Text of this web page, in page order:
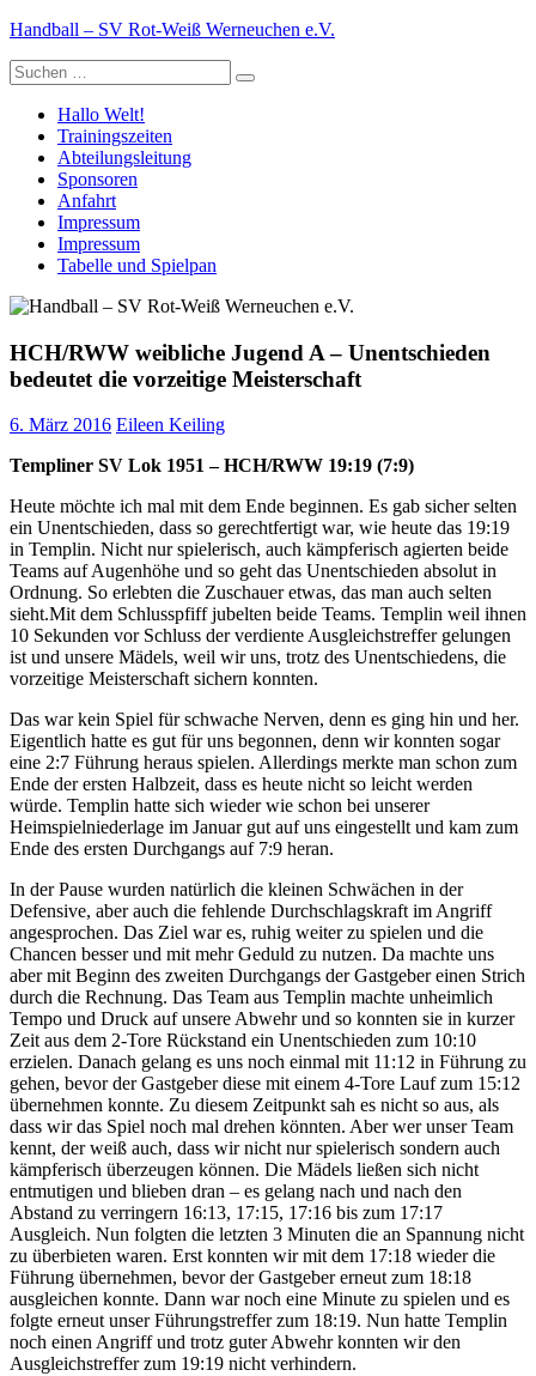
Zum
springen
Handball – SV Rot-Weiß Werneuchen e.V.
Suche
nach:
Hallo Welt!
Trainingszeiten
Abteilungsleitung
Sponsoren
Anfahrt
Impressum
Impressum
Tabelle und Spielpan
HCH/RWW weibliche Jugend A – Unentschieden
bedeutet die vorzeitige Meisterschaft
6. März 2016 Eileen Keiling
Templiner SV Lok 1951 – HCH/RWW 19:19 (7:9)
Heute möchte ich mal mit dem Ende beginnen. Es gab sicher selten
ein Unentschieden, dass so gerechtfertigt war, wie heute das 19:19
in Templin. Nicht nur spielerisch, auch kämpferisch agierten beide
Teams auf Augenhöhe und so geht das Unentschieden absolut in
Ordnung. So erlebten die Zuschauer etwas, das man auch selten
sieht.Mit dem Schlusspfiff jubelten beide Teams. Templin weil ihnen
10 Sekunden vor Schluss der verdiente Ausgleichstreffer gelungen
ist und unsere Mädels, weil wir uns, trotz des Unentschiedens, die
vorzeitige Meisterschaft sichern konnten.
Das war kein Spiel für schwache Nerven, denn es ging hin und her.
Eigentlich hatte es gut für uns begonnen, denn wir konnten sogar
eine 2:7 Führung heraus spielen. Allerdings merkte man schon zum
Ende der ersten Halbzeit, dass es heute nicht so leicht werden
würde. Templin hatte sich wieder wie schon bei unserer
Heimspielniederlage im Januar gut auf uns eingestellt und kam zum
Ende des ersten Durchgangs auf 7:9 heran.
In der Pause wurden natürlich die kleinen Schwächen in der
Defensive, aber auch die fehlende Durchschlagskraft im Angriff
angesprochen. Das Ziel war es, ruhig weiter zu spielen und die
Chancen besser und mit mehr Geduld zu nutzen. Da machte uns
aber mit Beginn des zweiten Durchgangs der Gastgeber einen Strich
durch die Rechnung. Das Team aus Templin machte unheimlich
Tempo und Druck auf unsere Abwehr und so konnten sie in kurzer
Zeit aus dem 2-Tore Rückstand ein Unentschieden zum 10:10
erzielen. Danach gelang es uns noch einmal mit 11:12 in Führung zu
gehen, bevor der Gastgeber diese mit einem 4-Tore Lauf zum 15:12
übernehmen konnte. Zu diesem Zeitpunkt sah es nicht so aus, als
dass wir das Spiel noch mal drehen könnten. Aber wer unser Team
kennt, der weiß auch, dass wir nicht nur spielerisch sondern auch
kämpferisch überzeugen können. Die Mädels ließen sich nicht
entmutigen und blieben dran – es gelang nach und nach den
Abstand zu verringern 16:13, 17:15, 17:16 bis zum 17:17
Ausgleich. Nun folgten die letzten 3 Minuten die an Spannung nicht
zu überbieten waren. Erst konnten wir mit dem 17:18 wieder die
Führung übernehmen, bevor der Gastgeber erneut zum 18:18
ausgleichen konnte. Dann war noch eine Minute zu spielen und es
folgte erneut unser Führungstreffer zum 18:19. Nun hatte Templin
noch einen Angriff und trotz guter Abwehr konnten wir den
Ausgleichstreffer zum 19:19 nicht verhindern.